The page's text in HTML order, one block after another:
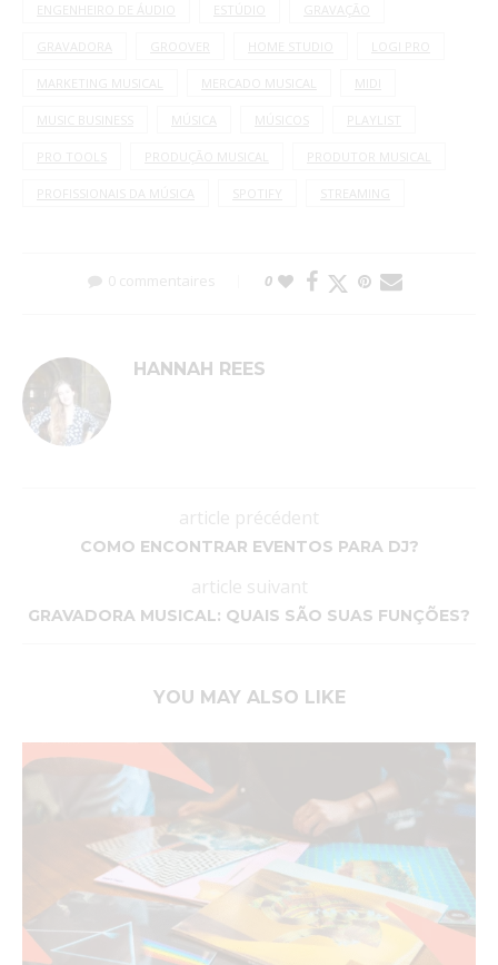
ENGENHEIRO DE ÁUDIO ESTÚDIO GRAVAÇÃO
GRAVADORA HOME STUDIO
MARKETING MUSICAL MERCADO MUSICAL
MÚSICA PLAYLIST
PRO TOOLS PRODUÇÃO MUSICAL PRODUTOR MUSICAL
PROFISSIONAIS DA MÚSICA SPOTIFY STREAMING
0 commentaires 0
HANNAH REES
article précédent
COMO ENCONTRAR EVENTOS PARA DJ?
article suivant
GRAVADORA MUSICAL: QUAIS SÃO SUAS FUNÇÕES?
YOU MAY ALSO LIKE